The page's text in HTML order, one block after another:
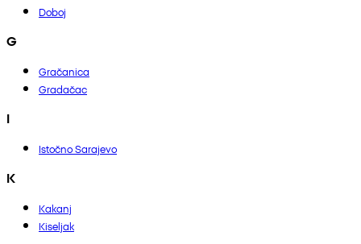
Doboj
G
Gračanica
Gradačac
I
Istočno Sarajevo
K
Kakanj
Kiseljak